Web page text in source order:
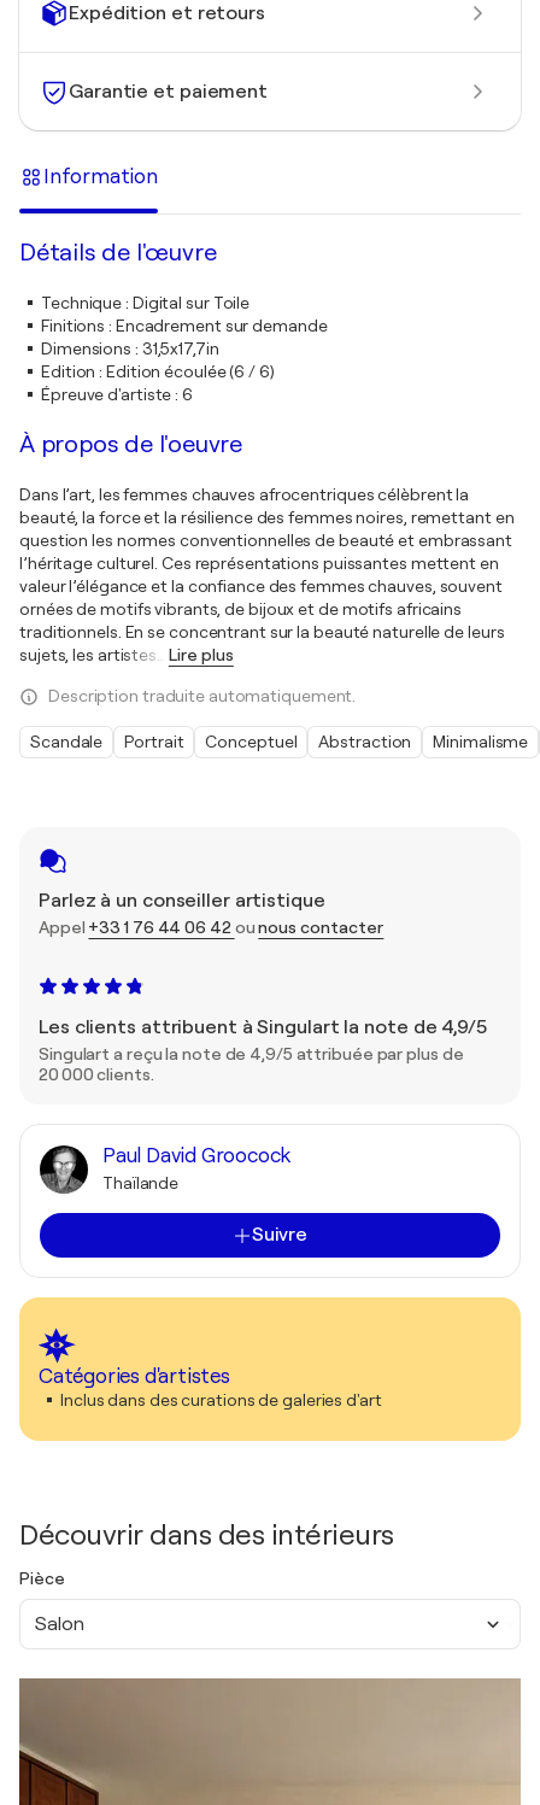
Expédition et retours
Garantie et paiement
Parlez à un conseiller artistique
Appel +33 1 76 44 06 42 ounous contacter
Les clients attribuent à Singulart la note de 4,9/5
Singulart a reçu la note de 4,9/5 attribuée par plus de
20 000 clients.
Paul David Groocock
Thaïlande
Suivre
Catégories d'artistes
Inclus dans des curations de galeries d'art
Découvrir dans des intérieurs
Pièce
Salon
Information
Détails de l'œuvre
Technique: Digital sur Toile
Finitions : Encadrement sur demande
Dimensions : 31,5x17,7in
Edition :Edition écoulée (6 / 6)
Épreuve d'artiste:6
À propos de l'oeuvre
Dans l’art, les femmes chauves afrocentriques célèbrent la
beauté, la force et la résilience des femmes noires, remettant en
question les normes conventionnelles de beauté et embrassant
l’héritage culturel. Ces représentations puissantes mettent en
valeur l’élégance et la confiance des femmes chauves, souvent
ornées de motifs vibrants, de bijoux et de motifs africains
traditionnels. En se concentrant sur la beauté naturelle de leurs
sujets, les artistes
Lire plus
Description traduite automatiquement.
Scandale Portrait Conceptuel Abstraction Minimalisme